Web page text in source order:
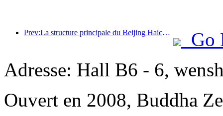
Prev:La structure principale du Beijing Haichang Ocean Park devrait atteindre son point culminant d'ici la fin de l'année, l'achèvement et l'ouverture étant prévus pour 2027.
Go
Adresse: Hall B6 - 6,
Ouvert en 2008, Buddha